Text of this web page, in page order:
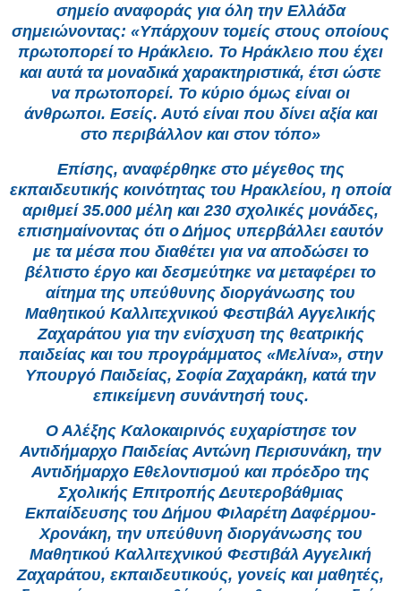
σημείο αναφοράς για όλη την Ελλάδα
σημειώνοντας: «Υπάρχουν τομείς στους οποίους
πρωτοπορεί το Ηράκλειο. Το Ηράκλειο που έχει
και αυτά τα μοναδικά χαρακτηριστικά, έτσι ώστε
να πρωτοπορεί. Το κύριο όμως είναι οι
άνθρωποι. Εσείς. Αυτό είναι που δίνει αξία και
στο περιβάλλον και στον τόπο»
Επίσης, αναφέρθηκε στο μέγεθος της
εκπαιδευτικής κοινότητας του Ηρακλείου, η οποία
αριθμεί 35.000 μέλη και 230 σχολικές μονάδες,
επισημαίνοντας ότι ο Δήμος υπερβάλλει εαυτόν
με τα μέσα που διαθέτει για να αποδώσει το
βέλτιστο έργο και δεσμεύτηκε να μεταφέρει το
αίτημα της υπεύθυνης διοργάνωσης του
Μαθητικού Καλλιτεχνικού Φεστιβάλ Αγγελικής
Ζαχαράτου για την ενίσχυση της θεατρικής
παιδείας και του προγράμματος «Μελίνα», στην
Υπουργό Παιδείας, Σοφία Ζαχαράκη, κατά την
επικείμενη συνάντησή τους.
Ο Αλέξης Καλοκαιρινός ευχαρίστησε τον
Αντιδήμαρχο Παιδείας Αντώνη Περισυνάκη, την
Αντιδήμαρχο Εθελοντισμού και πρόεδρο της
Σχολικής Επιτροπής Δευτεροβάθμιας
Εκπαίδευσης του Δήμου Φιλαρέτη Δαφέρμου-
Χρονάκη, την υπεύθυνη διοργάνωσης του
Μαθητικού Καλλιτεχνικού Φεστιβάλ Αγγελική
Ζαχαράτου, εκπαιδευτικούς, γονείς και μαθητές,